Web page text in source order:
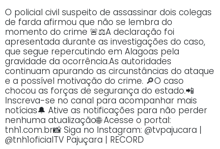
O policial civil suspeito de assassinar dois colegas
de farda afirmou que não se lembra do
momento do crime 🚨⚖️A declaração foi
apresentada durante as investigações do caso,
que segue repercutindo em Alagoas pela
gravidade da ocorrência.As autoridades
continuam apurando as circunstâncias do ataque
e a possível motivação do crime. 🔎O caso
chocou as forças de segurança do estado.📲
Inscreva-se no canal para acompanhar mais
notícias🔔 Ative as notificações para não perder
nenhuma atualização🌐 Acesse o portal:
tnh1.com.br📸 Siga no Instagram: @tvpajucara |
@tnh1oficialTV Pajuçara | RECORD